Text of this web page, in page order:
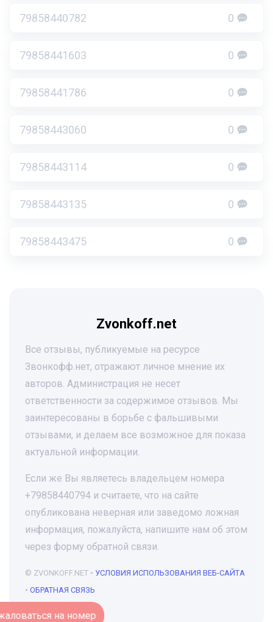
79858440782 0
79858441603 0
79858441786 0
79858443060 0
79858443114 0
79858443135 0
79858443475 0
Zvonkoff.net
Все отзывы, публикуемые на ресурсе
Звонкофф.нет, отражают личное мнение их
авторов. Администрация не несет
ответственности за содержимое отзывов. Мы
заинтересованы в борьбе с фальшивыми
отзывами, и делаем все возможное для показа
актуальной информации.
Если же Вы являетесь владельцем номера
+79858440794 и считаете, что на сайте
опубликована неверная или заведомо ложная
информация, пожалуйста, напишите нам об этом
через форму обратной связи.
© ZVONKOFF.NET • УСЛОВИЯ ИСПОЛЬЗОВАНИЯ ВЕБ-САЙТА
• ОБРАТНАЯ СВЯЗЬ
Пожаловаться на номер